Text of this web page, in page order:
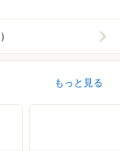
もっと見る